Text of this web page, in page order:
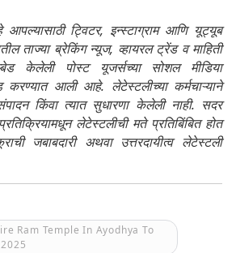
ट्विटर, इन्स्टाग्राम आणि यूट्यूब
ताज्या ब्रेकिंग न्यूज, व्हायरल ट्रेंड व माहिती
केलेली पोस्ट यूजर्सच्या सोशल मीडिया
आली आहे. लेटेस्टलीच्या कर्मचाऱ्याने
किंवा त्यात सुधारणा केलेली नाही. सदर
लेटेस्टलीची मते प्रतिबिंबित होत
जबाबदारी अथवा उत्तरदायीत्व लेटेस्टली
Ram Temple In Ayodhya To